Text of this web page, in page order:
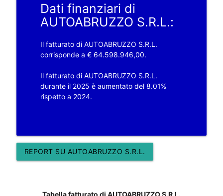
Dati finanziari di
AUTOABRUZZO S.R.L.:
Il fatturato di AUTOABRUZZO S.R.L.
corrisponde a € 64.598.946,00.
Il fatturato di AUTOABRUZZO S.R.L.
durante il 2025 è aumentato del 8.01%
rispetto a 2024.
REPORT SU AUTOABRUZZO S.R.L.
Tabella fatturato di AUTOABRUZZO S.R.L.